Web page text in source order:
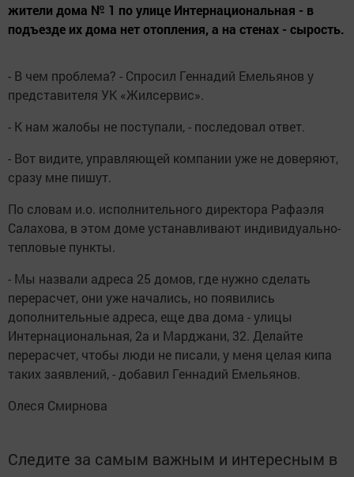
жители дома № 1 по улице Интернациональная - в
подъезде их дома нет отопления, а на стенах - сырость.
- В чем проблема? - Спросил Геннадий Емельянов у
представителя УК «Жилсервис».
- К нам жалобы не поступали, - последовал ответ.
- Вот видите, управляющей компании уже не доверяют,
сразу мне пишут.
По словам и.о. исполнительного директора Рафаэля
Салахова, в этом доме устанавливают индивидуально-
тепловые пункты.
- Мы назвали адреса 25 домов, где нужно сделать
перерасчет, они уже начались, но появились
дополнительные адреса, еще два дома - улицы
Интернациональная, 2а и Марджани, 32. Делайте
перерасчет, чтобы люди не писали, у меня целая кипа
таких заявлений, - добавил Геннадий Емельянов.
Олеся Смирнова
Следите за самым важным и интересным в